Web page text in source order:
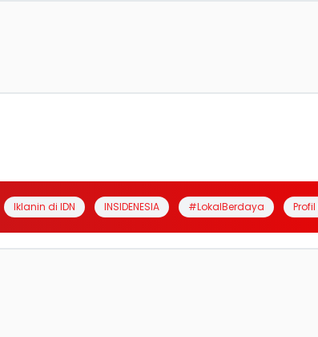
Iklanin di IDN INSIDENESIA #LokalBerdaya